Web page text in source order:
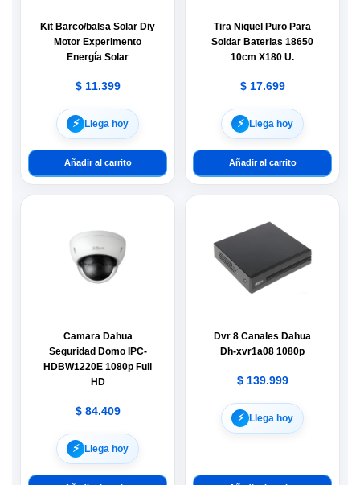
Kit Barco/balsa Solar Diy
Motor Experimento
Energía Solar
$11.399
⚡︎ Llega hoy
Añadir al carrito
Tira Niquel Puro Para
Soldar Baterias 18650
10cm X180 U.
$17.699
⚡︎ Llega hoy
Añadir al carrito
Camara Dahua
Seguridad Domo IPC-
HDBW1220E 1080p Full
HD
$84.409
⚡︎ Llega hoy
Dvr 8 Canales Dahua
Dh-xvr1a08 1080p
$139.999
⚡︎ Llega hoy